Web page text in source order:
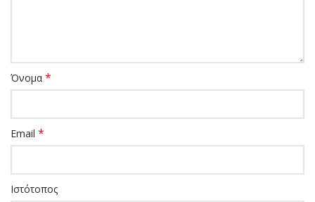
Όνομα *
Email *
Ιστότοπος